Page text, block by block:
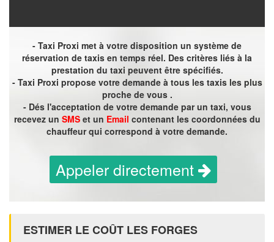
- Taxi Proxi met à votre disposition un système de
réservation de taxis en temps réel. Des critères liés à la
prestation du taxi peuvent être spécifiés.
- Taxi Proxi propose votre demande à tous les taxis les plus
proche de vous .
- Dés l'acceptation de votre demande par un taxi, vous
recevez un SMSet un Email contenant les coordonnées du
chauffeur qui correspond à votre demande.
Appeler directement
ESTIMER LE COÛT LES FORGES